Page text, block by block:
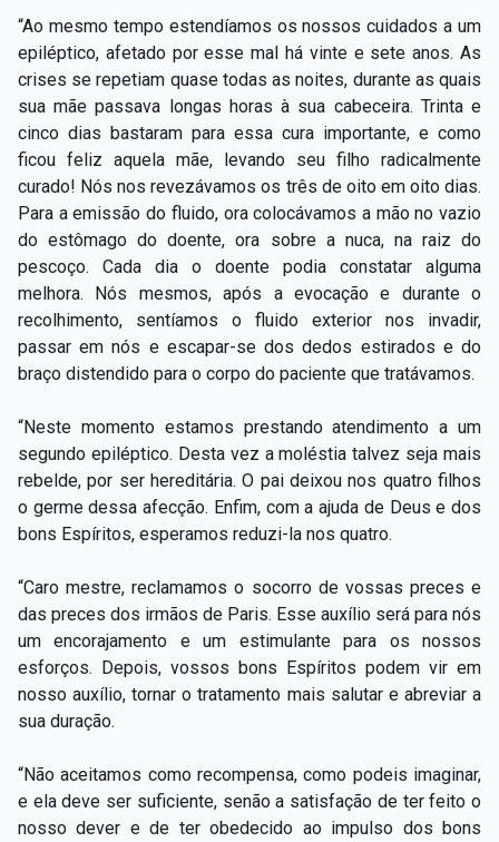
“Ao mesmo tempo estendíamos os nossos cuidados a um
epiléptico, afetado por esse mal há vinte e sete anos. As
crises se repetiam quase todas as noites, durante as quais
sua mãe passava longas horas à sua cabeceira. Trinta e
cinco dias bastaram para essa cura importante, e como
ficou feliz aquela mãe, levando seu filho radicalmente
curado! Nós nos revezávamos os três de oito em oito dias.
Para a emissão do fluido, ora colocávamos a mão no vazio
do estômago do doente, ora sobre a nuca, na raiz do
pescoço. Cada dia o doente podia constatar alguma
melhora. Nós mesmos, após a evocação e durante o
recolhimento, sentíamos o fluido exterior nos invadir,
passar em nós e escapar-se dos dedos estirados e do
braço distendido para o corpo do paciente que tratávamos.
“Neste momento estamos prestando atendimento a um
segundo epiléptico. Desta vez a moléstia talvez seja mais
rebelde, por ser hereditária. O pai deixou nos quatro filhos
o germe dessa afecção. Enfim, com a ajuda de Deus e dos
bons Espíritos, esperamos reduzi-la nos quatro.
“Caro mestre, reclamamos o socorro de vossas preces e
das preces dos irmãos de Paris. Esse auxílio será para nós
um encorajamento e um estimulante para os nossos
esforços. Depois, vossos bons Espíritos podem vir em
nosso auxílio, tornar o tratamento mais salutar e abreviar a
sua duração.
“Não aceitamos como recompensa, como podeis imaginar,
e ela deve ser suficiente, senão a satisfação de ter feito o
nosso dever e de ter obedecido ao impulso dos bons